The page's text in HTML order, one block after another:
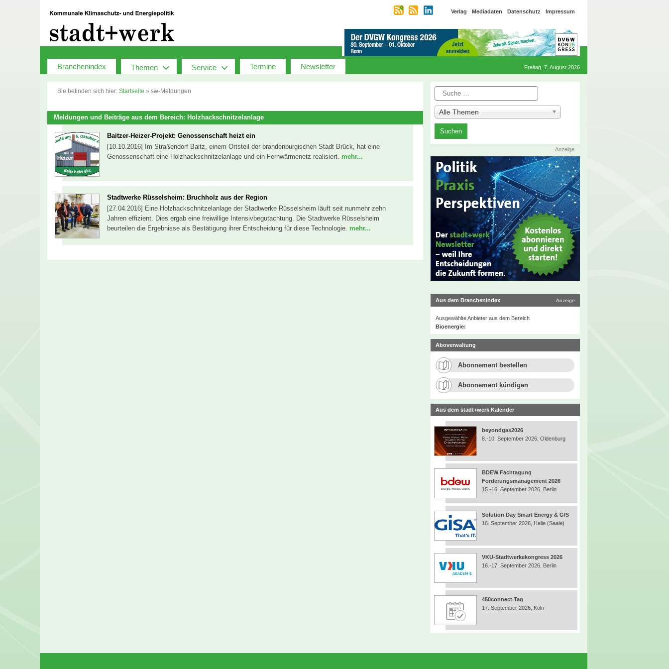
Verlag Mediadaten Datenschutz Impressum
Branchenindex Themen Service Termine Newsletter Freitag, 7. August 2026
Sie befinden sich hier: Startseite » sw-Meldungen
Meldungen und Beiträge aus dem Bereich: Holzhackschnitzelanlage
Baitzer-Heizer-Projekt: Genossenschaft heizt ein
[10.10.2016] Im Straßendorf Baitz, einem Ortsteil der brandenburgischen Stadt Brück, hat eine
Genossenschaft eine Holzhackschnitzelanlage und ein Fernwärmenetz realisiert. mehr...
Stadtwerke Rüsselsheim: Bruchholz aus der Region
[27.04.2016] Eine Holzhackschnitzelanlage der Stadtwerke Rüsselsheim läuft seit nunmehr zehn
Jahren effizient. Dies ergab eine freiwillige Intensivbegutachtung. Die Stadtwerke Rüsselsheim
beurteilen die Ergebnisse als Bestätigung ihrer Entscheidung für diese Technologie. mehr...
Suche
Alle Themen
Anzeige
Aus dem Branchenindex Anzeige
Ausgewählte Anbieter aus dem Bereich
Bioenergie:
Aboverwaltung
Abonnement bestellen
Abonnement kündigen
Aus dem stadt+werk Kalender
beyondgas2026
8.-10. September 2026, Oldenburg
BDEW Fachtagung
Forderungsmanagement 2026
15.-16. September 2026, Berlin
Solution Day Smart Energy & GIS
16. September 2026, Halle (Saale)
VKU-Stadtwerkekongress 2026
16.-17. September 2026, Berlin
450connect Tag
17. September 2026, Köln